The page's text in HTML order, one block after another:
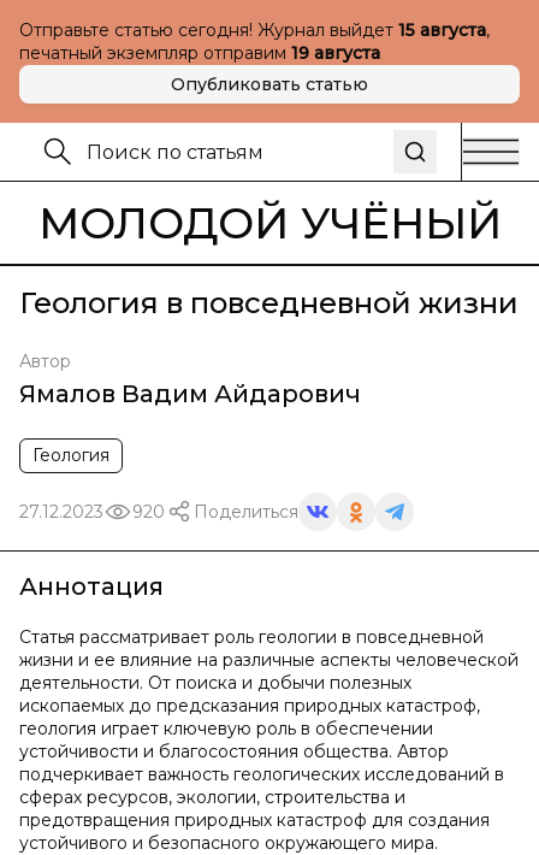
Отправьте статью сегодня! Журнал выйдет 15 августа,
печатный экземпляр отправим 19 августа
Опубликовать статью
МОЛОДОЙ УЧЁНЫЙ
Геология в повседневной жизни
Автор
Ямалов Вадим Айдарович
Геология
27.12.2023 920 Поделиться
Аннотация
Статья рассматривает роль геологии в повседневной
жизни и ее влияние на различные аспекты человеческой
деятельности. От поиска и добычи полезных
ископаемых до предсказания природных катастроф,
геология играет ключевую роль в обеспечении
устойчивости и благосостояния общества. Автор
подчеркивает важность геологических исследований в
сферах ресурсов, экологии, строительства и
предотвращения природных катастроф для создания
устойчивого и безопасного окружающего мира.